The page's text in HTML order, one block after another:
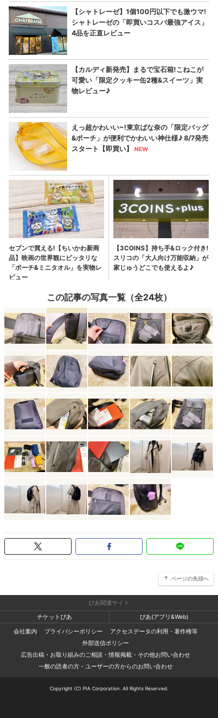
この記事の写真一覧（全24枚）
ページの先頭へ
ぴあ関連サイト
チケットぴあ
ぴあ(アプリ&Web)
会社案内
プライバシーポリシー
アクセスデータの利用・著作権等
外部送信ポリシー
広告出稿・お取り組みのご相談・情報掲載・その他お問い合わせ
一般の読者の方・ユーザーの方からのお問い合わせ
Copyright (C) PIA Corporation. All Rights Reserved.